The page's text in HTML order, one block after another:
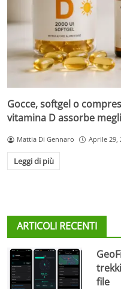
Gocce, softgel o
vitamina D assorbe
Mattia Di Gennaro Aprile 29,
Leggi di più
ARTICOLI RECENTI
file